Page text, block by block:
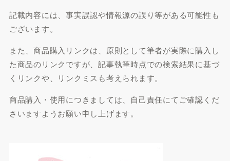
記載内容には、事実誤認や情報源の誤り等がある可能性も
ございます。
また、商品購入リンクは、原則として筆者が実際に購入し
た商品のリンクですが、記事執筆時点での検索結果に基づ
くリンクや、リンクミスも考えられます。
商品購入・使用につきましては、自己責任にてご確認くだ
さいますようお願い申し上げます。